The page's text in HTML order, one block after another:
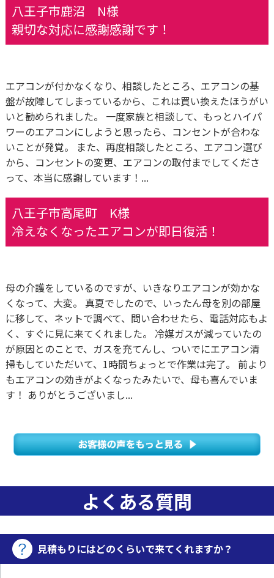
八王子市鹿沼 N様
親切な対応に感謝感謝です！
エアコンが付かなくなり、相談したところ、エアコンの基
盤が故障してしまっているから、これは買い換えたほうがい
いと勧められました。 一度家族と相談して、もっとハイパ
ワーのエアコンにしようと思ったら、コンセントが合わな
いことが発覚。 また、再度相談したところ、エアコン選び
から、コンセントの変更、エアコンの取付までしてくださ
って、本当に感謝しています！...
八王子市高尾町 K様
冷えなくなったエアコンが即日復活！
母の介護をしているのですが、いきなりエアコンが効かな
くなって、大変。 真夏でしたので、いったん母を別の部屋
に移して、ネットで調べて、問い合わせたら、電話対応もよ
く、すぐに見に来てくれました。 冷媒ガスが減っていたの
が原因とのことで、ガスを充てんし、ついでにエアコン清
掃もしていただいて、1時間ちょっとで作業は完了。 前より
もエアコンの効きがよくなったみたいで、母も喜んでいま
す！ ありがとうございまし...
よくある質問
見積もりにはどのくらいで来てくれますか？